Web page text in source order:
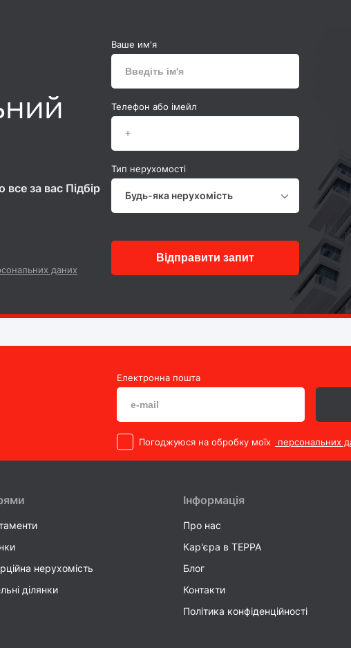
за вас Підбір
Ваше им'я
Телефон або імейл
Тип нерухомості
Будь-яка нерухомість
Відправити запит
даних
Електронна пошта
Погоджуюся на обробку моїх персональних
нерухомість
ділянки
Інформація
Про нас
Кар'єра в TEPPA
Блог
Контакти
Політика конфіденційності